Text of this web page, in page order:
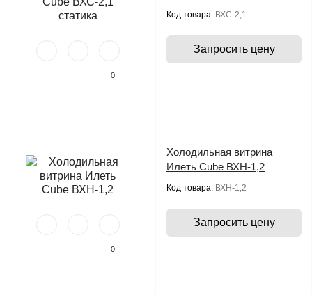
0
Код товара: ВХС-2,1
Запросить цену
0
Холодильная витрина
Илеть Cube ВХН-1,2
Код товара: ВХН-1,2
Запросить цену